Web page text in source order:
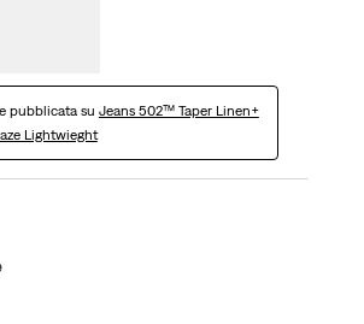
pubblicata su Jeans 502™ Taper Linen+
Lightwieght